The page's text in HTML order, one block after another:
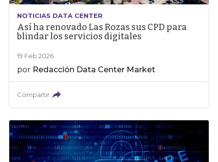
NOTICIAS DATA CENTER
Así ha renovado Las Rozas sus CPD para
blindar los servicios digitales
19 Feb 2026
por Redacción Data Center Market
Compartir